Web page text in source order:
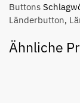
Buttons
Länderbutton,
Ähnliche